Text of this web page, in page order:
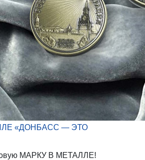
«ДОНБАСС — ЭТО
МАРКУ В МЕТАЛЛЕ!